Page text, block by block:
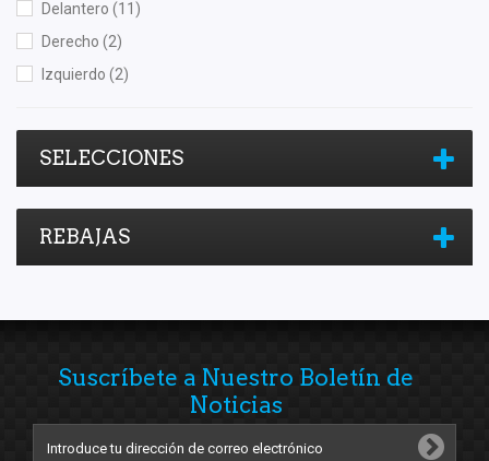
Delantero (11)
Derecho (2)
Izquierdo (2)
SELECCIONES
REBAJAS
Suscríbete a Nuestro Boletín de
Noticias